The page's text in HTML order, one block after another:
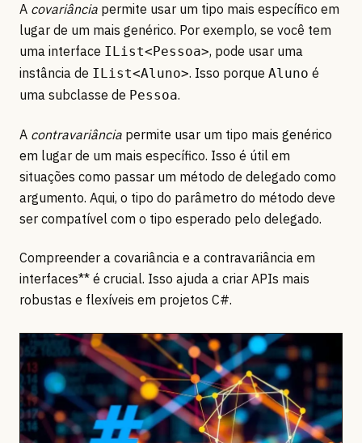
A covariância permite usar um tipo mais específico em
lugar de um mais genérico. Por exemplo, se você tem
uma interface IList<Pessoa>, pode usar uma
instância de IList<Aluno>. Isso porque Aluno é
uma subclasse de Pessoa.
A contravariância permite usar um tipo mais genérico
em lugar de um mais específico. Isso é útil em
situações como passar um método de delegado como
argumento. Aqui, o tipo do parâmetro do método deve
ser compatível com o tipo esperado pelo delegado.
Compreender a covariância e a contravariância em
interfaces** é crucial. Isso ajuda a criar APIs mais
robustas e flexíveis em projetos C#.